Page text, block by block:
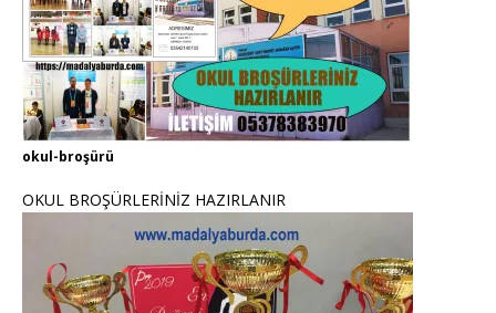
okul-broşürü
OKUL BROŞÜRLERİNİZ HAZIRLANIR